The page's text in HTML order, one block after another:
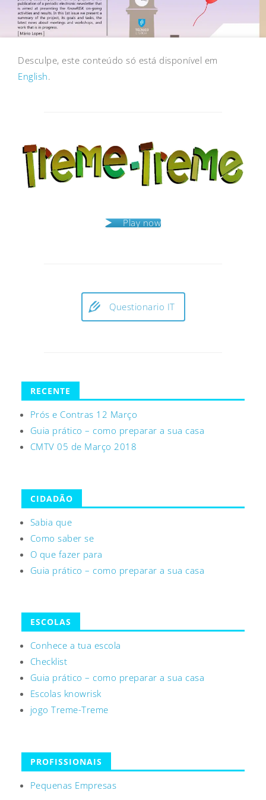
Desculpe, este conteúdo só está disponível em
English.
Play now
Questionario IT
RECENTE
Prós e Contras 12 Março
Guia prático – como preparar a sua casa
CMTV 05 de Março 2018
CIDADÃO
Sabia que
Como saber se
O que fazer para
Guia prático – como preparar a sua casa
ESCOLAS
Conhece a tua escola
Checklist
Guia prático – como preparar a sua casa
Escolas knowrisk
jogo Treme-Treme
PROFISSIONAIS
Pequenas Empresas